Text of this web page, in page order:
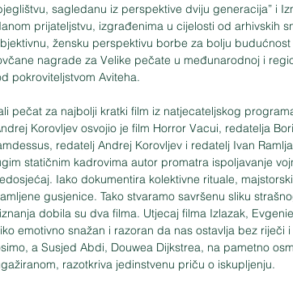
sagledanu iz perspektive dviju generacija” i
prijateljstvu, izgrađenima u cijelosti od arhivskih
žensku perspektivu borbe za bolju
nagrade za Velike pečate u međunarodnoj i
pokroviteljstvom Aviteha.
pečat za najbolji kratki film iz natjecateljskog
Korovljev osvojio je film Horror Vacui, redatelja
redatelj Andrej Korovljev i redatelj Ivan
statičnim kadrovima autor promatra ispoljavanje
Iako dokumentira kolektivne rituale,
gusjenice. Tako stvaramo savršenu sliku
dobila su dva filma. Utjecaj filma Izlazak,
emotivno snažan i razoran da nas ostavlja bez
a Susjed Abdi, Douwea Dijkstrea, na pametno
razotkriva jedinstvenu priču o iskupljenju.